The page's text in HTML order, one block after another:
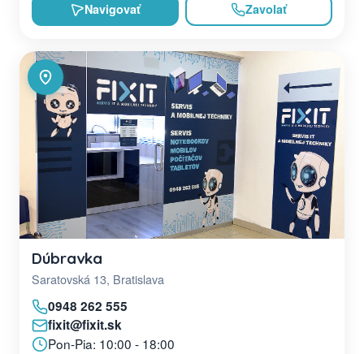
Navigovať Zavolať
Dúbravka
Saratovská 13, Bratislava
0948 262 555
fixit@fixit.sk
Pon-Pia: 10:00 - 18:00